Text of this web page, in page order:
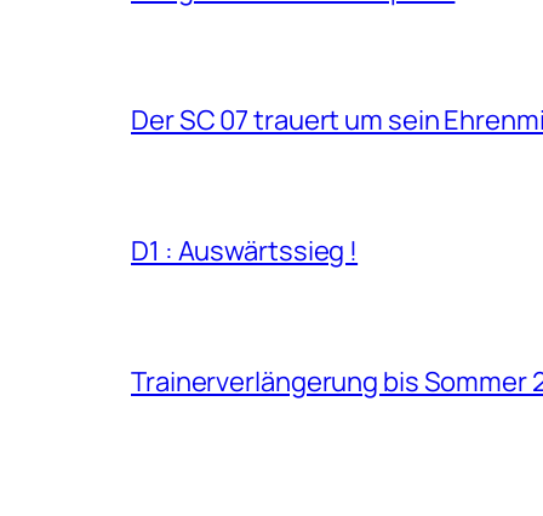
Der SC 07 trauert um sein
D1 : Auswärtssieg !
Trainerverlängerung bis Sommer